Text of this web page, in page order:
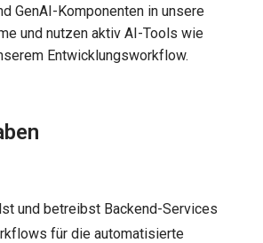
GenAI-Komponenten in unsere
und nutzen aktiv AI-Tools wie
Entwicklungsworkflow.
und betreibst Backend-Services
für die automatisierte